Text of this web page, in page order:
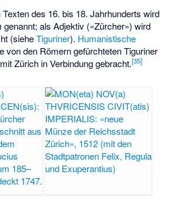
Texten des 16. bis 18. Jahrhunderts wird
genannt; als Adjektiv («Zürcher») wird
(sieheTiguriner). Humanistische
von den Römern gefürchteten Tiguriner
Zürich in Verbindung gebracht.[35]